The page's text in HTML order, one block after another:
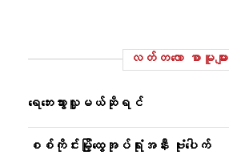
လတ်တ‌လော စာမူများ
ရေဘေးသွားလှူမယ်ဆိုရင်
စစ်ကိုင်းမြို့ထွေအုပ်ရုံးအနီး ဗုံးပေါက်